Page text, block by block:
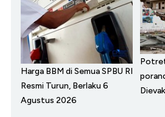
Harga BBM di Semua SPBU RI
Resmi Turun, Berlaku 6
Agustus 2026